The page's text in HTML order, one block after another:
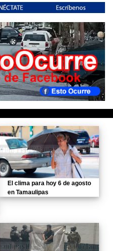
El clima para hoy 6 de agosto
en Tamaulipas